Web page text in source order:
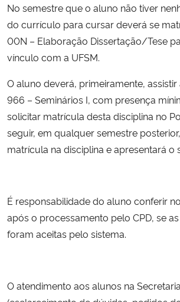
No semestre que o aluno não tiver
do currículo para cursar deverá se
00N – Elaboração Dissertação/Tese
vínculo com a UFSM.
O aluno deverá, primeiramente, assistir
966 – Seminários I, com presença
solicitar matrícula desta disciplina no
seguir, em qualquer semestre
matrícula na disciplina e apresentará o
É responsabilidade do aluno conferir
após o processamento pelo CPD, se
foram aceitas pelo sistema.
O atendimento aos alunos na